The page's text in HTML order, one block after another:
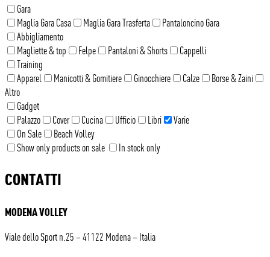
Gara
Maglia Gara Casa
Maglia Gara Trasferta
Pantaloncino Gara
Abbigliamento
Magliette & top
Felpe Pantaloni & Shorts
Cappelli
Training
Apparel
Manicotti & Gomitiere Ginocchiere Calze
Borse & Zaini
Altro
Gadget
Palazzo
Cover Cucina Ufficio Libri
Varie
On Sale
Beach Volley
Show only products on sale
In stock only
CONTATTI
MODENA VOLLEY
Viale dello Sport n.25 – 41122 Modena – Italia